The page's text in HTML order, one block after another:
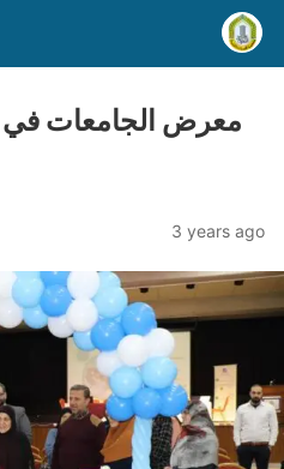
معرض الجامعات في
3 years ago